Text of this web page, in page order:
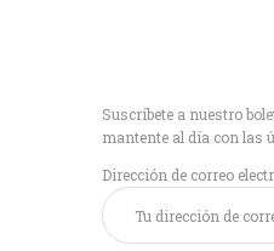
Suscríbete a nuestro
mantente al día con las
Dirección de correo